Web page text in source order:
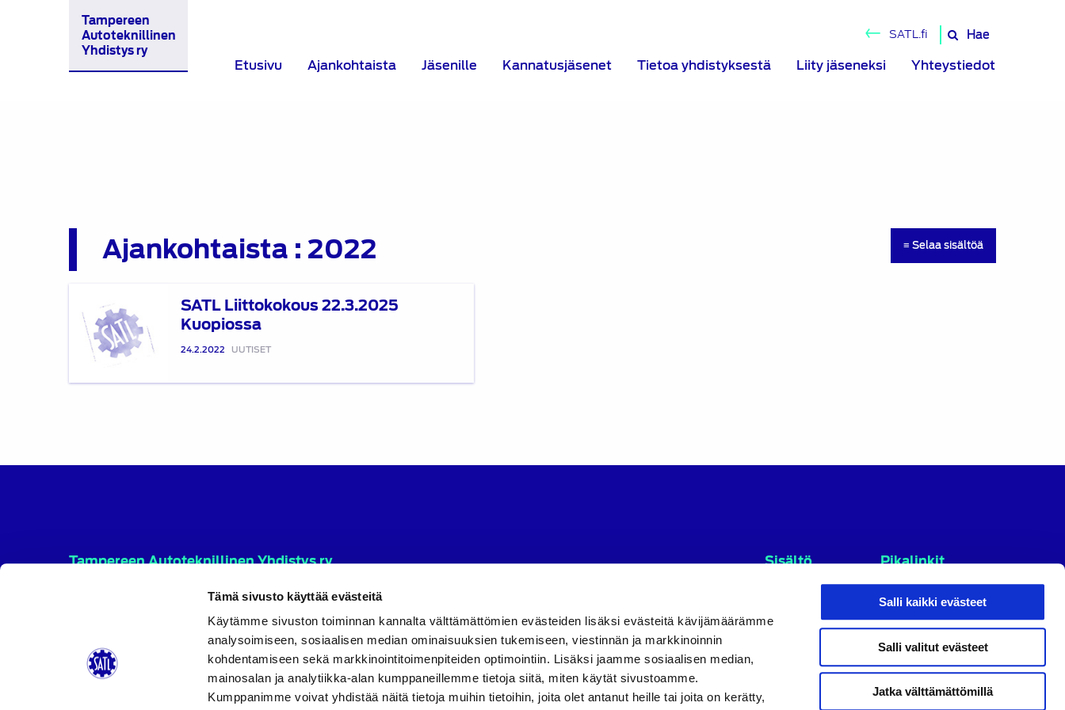
Tämä sivusto käyttää evästeitä
Käytämme sivuston toiminnan kannalta välttämättömien evästeiden lisäksi evästeitä kävijämäärämme
analysoimiseen, sosiaalisen median ominaisuuksien tukemiseen, viestinnän ja markkinoinnin
kohdentamiseen sekä markkinointitoimenpiteiden optimointiin. Lisäksi jaamme sosiaalisen median,
mainosalan ja analytiikka-alan kumppaneillemme tietoja siitä, miten käytät sivustoamme.
Kumppanimme voivat yhdistää näitä tietoja muihin tietoihin, joita olet antanut heille tai joita on kerätty,
Salli kaikki evästeet
Salli valitut evästeet
Jatka välttämättömillä
Tampereen
Autoteknillinen
Yhdistys ry
SATL.fi
Hae
Hae
Etusivu Ajankohtaista Jäsenille Kannatusjäsenet Tietoa yhdistyksestä Liity jäseneksi Yhteystiedot
≡ Selaa sisältöä
Ajankohtaista : 2022
SATL Liittokokous 22.3.2025
Kuopiossa
24.2.2022 UUTISET
Liittokokous
22.3.2025
Kuopiossa
Tampereen Autoteknillinen Yhdistys ry
Tampereen Autoteknillinen Yhdistys ry toimii autoalan
kehityksen edistäjänä sekä teknillisen ja toiminnallisen
ammattitaidon kehittäjänä alueella. Tällä toiminnalla
luomme mahdollisuuden alan yhteistyötoiminnan
kehittymiselle. Yhdistys on Suomen Autoteknillinen Liitto ry:n
(SATL) jäsenyhdistys.
Sisältö Pikalinkit
Tietosuojaseloste
Tietoa evästeistä